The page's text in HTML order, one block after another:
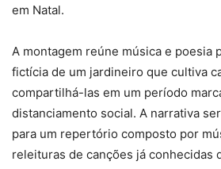
em Natal.
A montagem reúne música e poesia
fictícia de um jardineiro que cultiva
compartilhá-las em um período
distanciamento social. A narrativa
para um repertório composto por
releituras de canções já conhecidas